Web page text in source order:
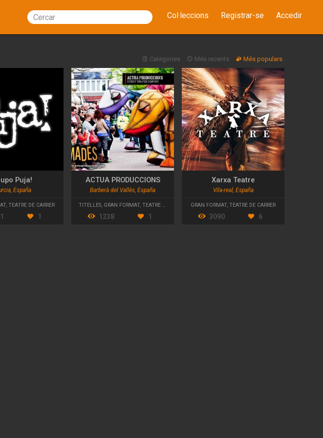
Cercar Col·leccions Registrar-se Accedir
Categories Més recents Més populars
Puja!
España
, TEATRE DE CARRER
1
ACTUA PRODUCCIONS
Barberà del Vallès, España
TITELLES, GRAN FORMAT, TEATRE DE CARRER
1238 1
Xarxa Teatre
Vila-real, España
GRAN FORMAT, TEATRE DE CARRER
3090 6